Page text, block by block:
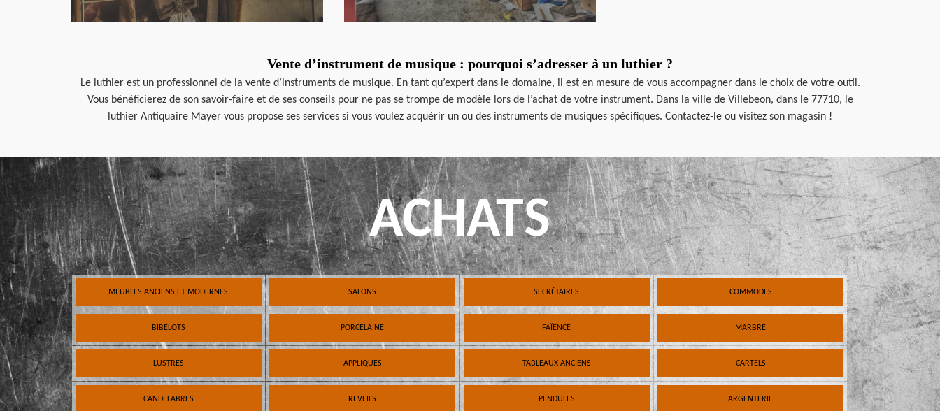
Vente d’instrument de musique : pourquoi s’adresser à un luthier ?
Le luthier est un professionnel de la vente d’instruments de musique. En tant qu’expert dans le domaine, il est en mesure de vous accompagner dans le choix de votre outil.
Vous bénéficierez de son savoir-faire et de ses conseils pour ne pas se trompe de modèle lors de l’achat de votre instrument. Dans la ville de Villebeon, dans le 77710, le
luthier Antiquaire Mayer vous propose ses services si vous voulez acquérir un ou des instruments de musiques spécifiques. Contactez-le ou visitez son magasin !
ACHATS
MEUBLES ANCIENS ET MODERNES SALONS SECRÉTAIRES COMMODES
BIBELOTS PORCELAINE FAÏENCE MARBRE
LUSTRES APPLIQUES TABLEAUX ANCIENS CARTELS
CANDELABRES REVEILS PENDULES ARGENTERIE